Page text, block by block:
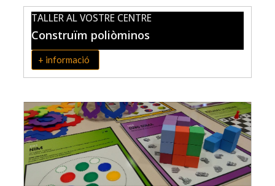
TALLER AL VOSTRE CENTRE
Construïm poliòminos
+ informació